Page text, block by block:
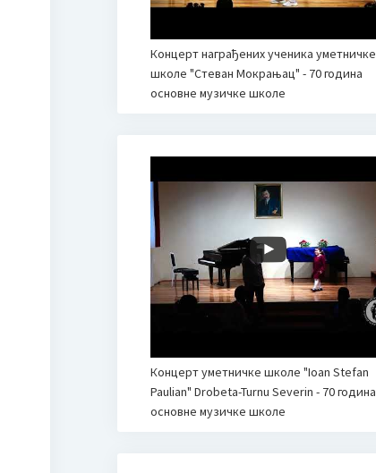
Концерт награђених ученика уметничке
школе "Стеван Мокрањац" - 70 година
основне музичке школе
Концерт уметничке школе "Ioan Stefan
Paulian" Drobeta-Turnu Severin - 70 година
основне музичке школе